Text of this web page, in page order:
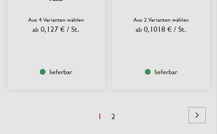
Aus 4 Varianten wählen
ab 0,127 € / St.
lieferbar
Aus 2 Varianten wählen
ab 0,1018 € / St.
lieferbar
Sie
1 Seite
2
Seite